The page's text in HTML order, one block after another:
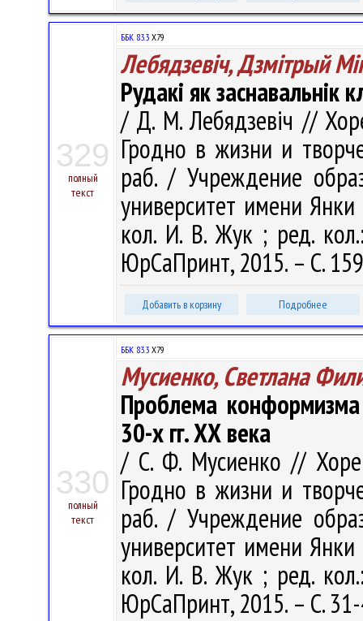
329
полный
текст
ББК 83.3 Х79
Лебядзевіч, Дзмітрый
Рудакі як заснавальнік
/ Д. М. Лебядзевіч //
Гродно в жизни и
раб. / Учреждение
университет имени
кол. И. В. Жук ; ред.
ЮрСаПринт, 2015. – С.
Добавить в корзину Подробнее
330
полный
текст
ББК 83.3 Х79
Мусиенко, Светлана
Проблема
30-х гг. ХХ века
/ С. Ф. Мусиенко //
Гродно в жизни и
раб. / Учреждение
университет имени
кол. И. В. Жук ; ред.
ЮрСаПринт, 2015. – С.